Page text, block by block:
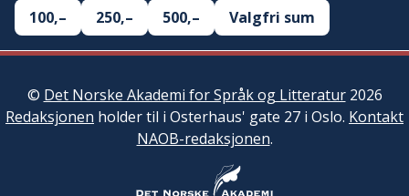
100,–
250,– 500,– Valgfri sum
© Det Norske Akademi for Språk og Litteratur2026
Redaksjonen holder til i Osterhaus' gate 27 i Oslo. Kontakt
NAOB-redaksjonen.